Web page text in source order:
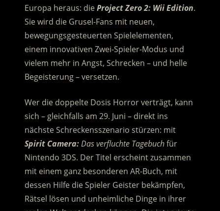
Europa heraus: dieProject Zero 2: Wii Edition.
Sie wird die Grusel-Fans mit neuen,
bewegungsgesteuerten Spielelementen,
einem innovativen Zwei-Spieler-Modus und
vielem mehr in Angst, Schrecken – und helle
Begeisterung – versetzen.
Wer die doppelte Dosis Horror verträgt, kann
sich – gleichfalls am 29. Juni – direkt ins
nächste Schreckensszenario stürzen: mit
Spirit Camera:Das verfluchte Tagebuchfür
Nintendo 3DS. Der Titel erscheint zusammen
mit einem ganz besonderen AR-Buch, mit
dessen Hilfe die Spieler Geister bekämpfen,
Rätsel lösen und unheimliche Dinge in ihrer